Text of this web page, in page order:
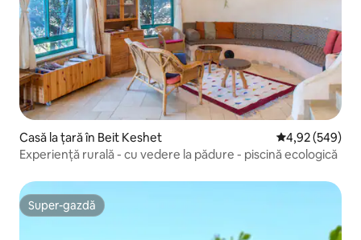
Casă la țară în Beit Keshet Scor mediu de
4,92 (549)
Experiență rurală - cu vedere la pădure - piscină ecologică
Super-gazdă
Super-gazdă